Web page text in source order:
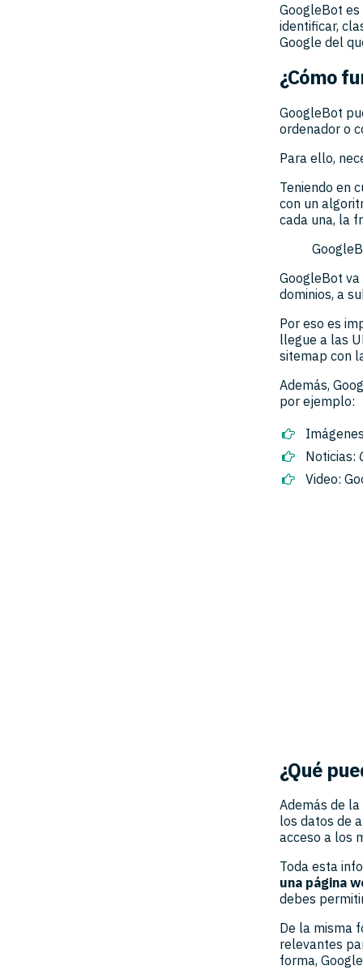
GoogleBot
identificar,
Google del
¿Cómo
GoogleBot
ordenador o
Para ello,
Teniendo en
con un
cada una, la
GoogleBot
dominios, a
Por eso es
llegue a las
sitemap con
Además,
por ejemplo:
Noticias:
Video:
¿Qué
Además de
los datos de
acceso a los
Toda esta
una página
debes
De la misma
relevantes
forma,